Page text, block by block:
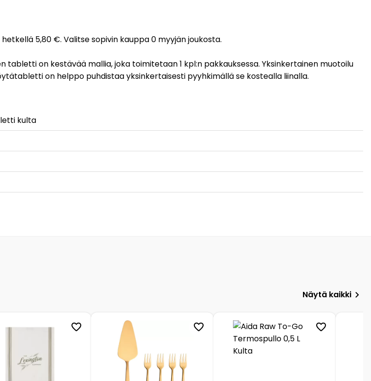
5,80 €. Valitse sopivin kauppa 0 myyjän joukosta.
on kestävää mallia, joka toimitetaan 1 kpl:n pakkauksessa. Yksinkertainen muotoilu
on helppo puhdistaa yksinkertaisesti pyyhkimällä se kostealla liinalla.
kulta
Näytä kaikki